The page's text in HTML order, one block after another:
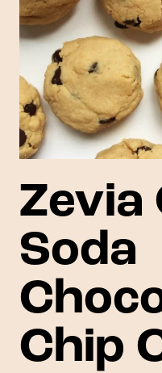
Zevia
Soda
Chip